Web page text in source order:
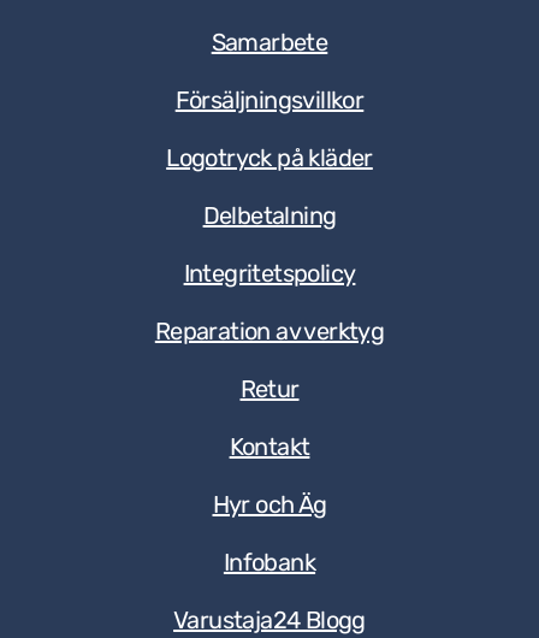
Samarbete
Försäljningsvillkor
Logotryck på kläder
Delbetalning
Integritetspolicy
Reparation av verktyg
Retur
Kontakt
Hyr och Äg
Infobank
Varustaja24 Blogg